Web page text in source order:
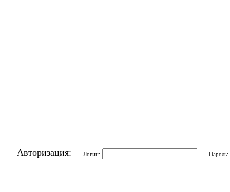
Авторизация: Логин: Пароль: